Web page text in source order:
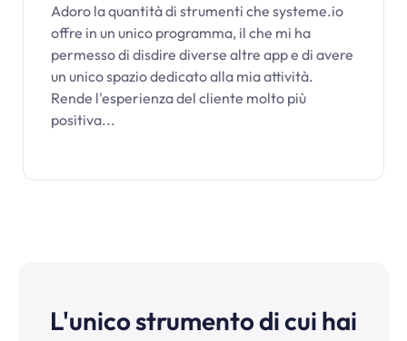
Adoro la quantità di strumenti che systeme.io
offre in un unico programma, il che mi ha
permesso di disdire diverse altre app e di avere
un unico spazio dedicato alla mia attività.
Rende l'esperienza del cliente molto più
positiva...
L'unico strumento di cui hai